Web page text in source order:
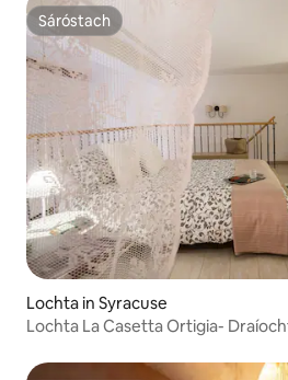
Sáróstach
Sáróstach
Lochta in Syracuse
Lochta La Casetta Ortigia-